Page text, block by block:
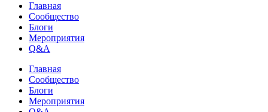
Главная
Сообщество
Блоги
Мероприятия
Q&A
Главная
Сообщество
Блоги
Мероприятия